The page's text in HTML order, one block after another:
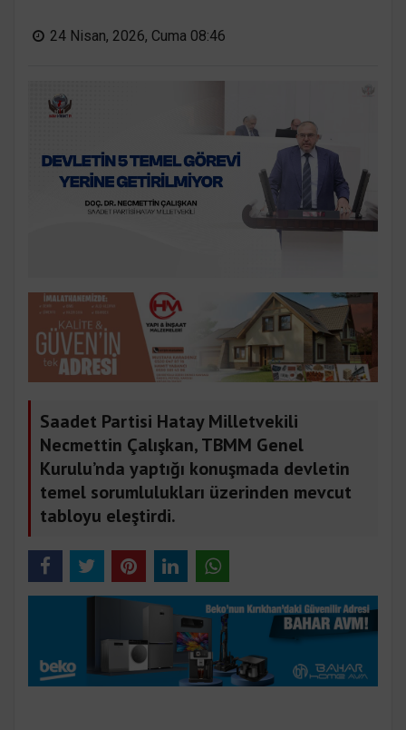
24 Nisan, 2026, Cuma 08:46
Saadet Partisi Hatay Milletvekili
Necmettin Çalışkan, TBMM Genel
Kurulu’nda yaptığı konuşmada devletin
temel sorumlulukları üzerinden mevcut
tabloyu eleştirdi.